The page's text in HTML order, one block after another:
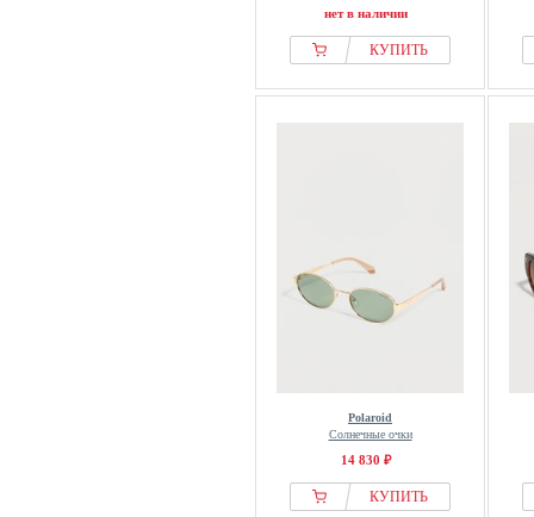
нет в наличии
КУПИТЬ
Polaroid
Солнечные очки
14 830 ₽
КУПИТЬ